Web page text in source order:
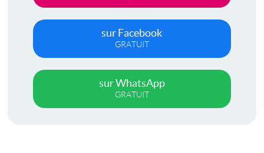
sur Facebook
GRATUIT
sur WhatsApp
GRATUIT